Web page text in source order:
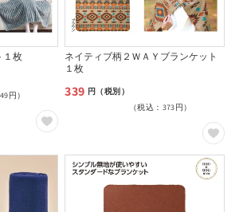
１枚
円）
ネイティブ柄２ＷＡＹブランケット
１枚
通
339 円（税別）
（税込：373円）